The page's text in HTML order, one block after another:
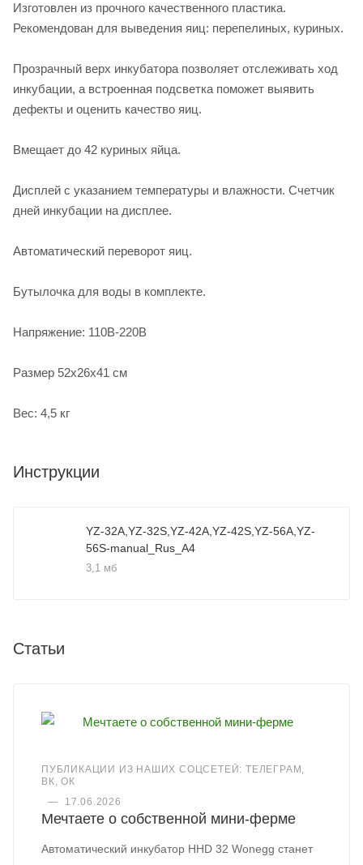
Изготовлен из прочного качественного пластика.
Рекомендован для выведения яиц: перепелиных, куриных.
Прозрачный верх инкубатора позволяет отслеживать ход
инкубации, а встроенная подсветка поможет выявить
дефекты и оценить качество яиц.
Вмещает до 42 куриных яйца.
Дисплей с указанием температуры и влажности. Счетчик
дней инкубации на дисплее.
Автоматический переворот яиц.
Бутылочка для воды в комплекте.
Напряжение: 110В-220В
Размер 52x26x41 см
Вес: 4,5 кг
Инструкции
YZ-32A,YZ-32S,YZ-42A,YZ-42S,YZ-56A,YZ-
56S-manual_Rus_A4
3,1 мб
Статьи
ПУБЛИКАЦИИ ИЗ НАШИХ СОЦСЕТЕЙ: ТЕЛЕГРАМ,
ВК, ОК
—
17.06.2026
Мечтаете о собственной мини-ферме
Автоматический инкубатор HHD 32 Wonegg станет